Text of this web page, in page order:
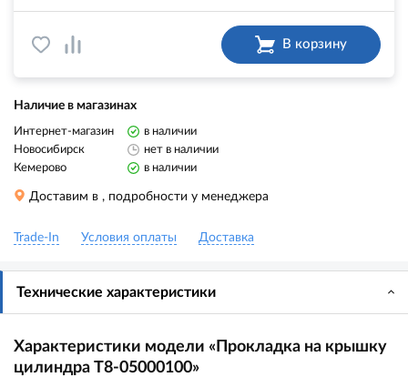
В корзину
Наличие в магазинах
Интернет-магазин
в наличии
Новосибирск
нет в наличии
Кемерово
в наличии
Доставим в , подробности у менеджера
Trade-In Условия оплаты Доставка
Технические характеристики
Характеристики модели «Прокладка на крышку
цилиндра T8-05000100»